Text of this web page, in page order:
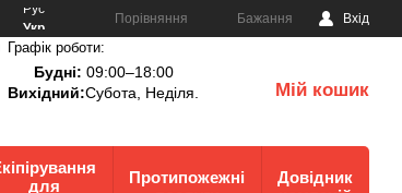
Рус
Укр
Порівняння Бажання Вхід
Графік роботи:
Будні: 09:00–18:00
Вихідний:Субота, Неділя. Мій кошик
для
Протипожежні
Довідник